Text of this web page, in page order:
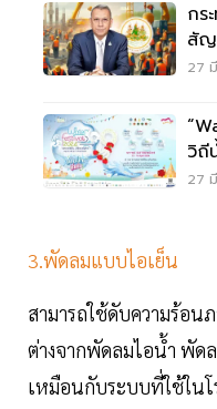
กร
สัญ
ฟรี
27
วิถี
สู่
27
3.พัดลมแบบไอเย็น
สามารถใช้ดับความร้อน
ต่างจากพัดลมไอน้ำ พัด
เหมือนกับระบบที่ใช้ใน